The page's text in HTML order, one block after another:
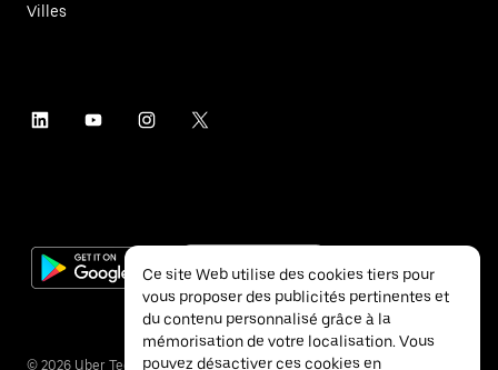
Villes
© 2026 Uber Technologies Inc.
Ce site Web utilise des cookies tiers pour
vous proposer des publicités pertinentes et
du contenu personnalisé grâce à la
mémorisation de votre localisation. Vous
pouvez désactiver ces cookies en